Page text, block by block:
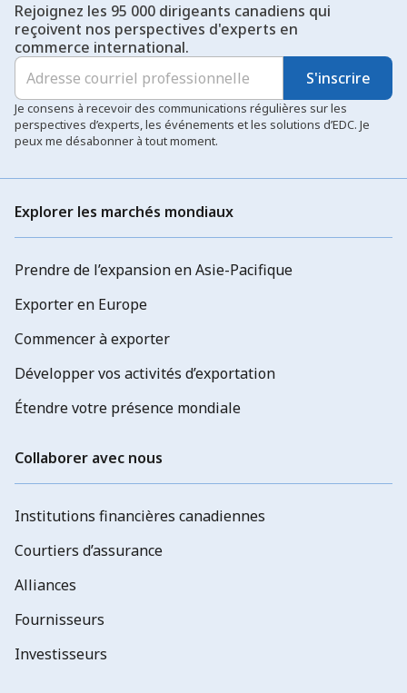
Rejoignez les 95 000 dirigeants canadiens qui
reçoivent nos perspectives d'experts en
commerce international.
S'inscrire
Je consens à recevoir des communications régulières sur les
perspectives d’experts, les événements et les solutions d’EDC. Je
peux me désabonner à tout moment.
Explorer les marchés mondiaux
Prendre de l’expansion en Asie-Pacifique
Exporter en Europe
Commencer à exporter
Développer vos activités d’exportation
Étendre votre présence mondiale
Collaborer avec nous
Institutions financières canadiennes
Courtiers d’assurance
Alliances
Fournisseurs
Investisseurs